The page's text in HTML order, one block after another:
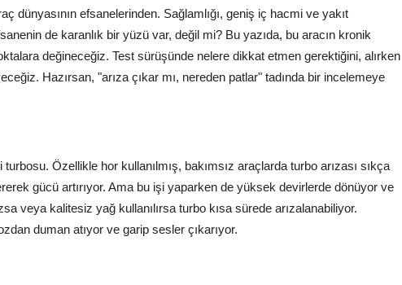
dünyasının efsanelerinden. Sağlamlığı, geniş iç hacmi ve yakıt
de karanlık bir yüzü var, değil mi? Bu yazıda, bu aracın kronik
değineceğiz. Test sürüşünde nelere dikkat etmen gerektiğini, alırken
Hazırsan, "arıza çıkar mı, nereden patlar" tadında bir incelemeye
Özellikle hor kullanılmış, bakımsız araçlarda turbo arızası sıkça
gücü artırıyor. Ama bu işi yaparken de yüksek devirlerde dönüyor ve
veya kalitesiz yağ kullanılırsa turbo kısa sürede arızalanabiliyor.
duman atıyor ve garip sesler çıkarıyor.